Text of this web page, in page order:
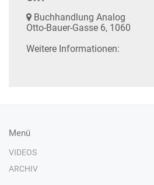
Buchhandlung Analog
Otto-Bauer-Gasse 6, 1060
Weitere Informationen:
Menü
VIDEOS
ARCHIV